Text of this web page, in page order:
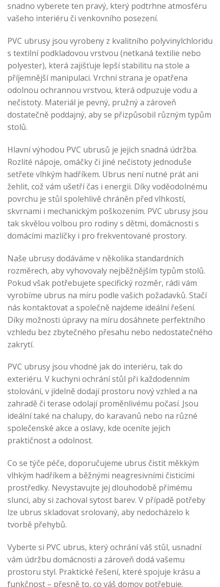
snadno vyberete ten pravý, který podtrhne atmosféru
vašeho interiéru či venkovního posezení.
PVC ubrusy jsou vyrobeny z kvalitního polyvinylchloridu
s textilní podkladovou vrstvou (netkaná textilie nebo
polyester), která zajišťuje lepší stabilitu na stole a
příjemnější manipulaci. Vrchní strana je opatřena
odolnou ochrannou vrstvou, která odpuzuje vodu a
nečistoty. Materiál je pevný, pružný a zároveň
dostatečně poddajný, aby se přizpůsobil různým typům
stolů.
Hlavní výhodou PVC ubrusů je jejich snadná údržba.
Rozlité nápoje, omáčky či jiné nečistoty jednoduše
setřete vlhkým hadříkem. Ubrus není nutné prát ani
žehlit, což vám ušetří čas i energii. Díky voděodolnému
povrchu je stůl spolehlivě chráněn před vlhkostí,
skvrnami i mechanickým poškozením. PVC ubrusy jsou
tak skvělou volbou pro rodiny s dětmi, domácnosti s
domácími mazlíčky i pro frekventované prostory.
Naše ubrusy dodáváme v několika standardních
rozměrech, aby vyhovovaly nejběžnějším typům stolů.
Pokud však potřebujete specifický rozměr, rádi vám
vyrobíme ubrus na míru podle vašich požadavků. Stačí
nás kontaktovat a společně najdeme ideální řešení.
Díky možnosti úpravy na míru dosáhnete perfektního
vzhledu bez zbytečného přesahu nebo nedostatečného
zakrytí.
PVC ubrusy jsou vhodné jak do interiéru, tak do
exteriéru. V kuchyni ochrání stůl při každodenním
stolování, v jídelně dodají prostoru nový vzhled a na
zahradě či terase odolají proměnlivému počasí. Jsou
ideální také na chalupy, do karavanů nebo na různé
společenské akce a oslavy, kde oceníte jejich
praktičnost a odolnost.
Co se týče péče, doporučujeme ubrus čistit měkkým
vlhkým hadříkem a běžnými neagresivními čisticími
prostředky. Nevystavujte jej dlouhodobě přímému
slunci, aby si zachoval sytost barev. V případě potřeby
lze ubrus skladovat srolovaný, aby nedocházelo k
tvorbě přehybů.
Vyberte si PVC ubrus, který ochrání váš stůl, usnadní
vám údržbu domácnosti a zároveň dodá vašemu
prostoru styl. Praktické řešení, které spojuje krásu a
funkčnost – přesně to, co váš domov potřebuje.